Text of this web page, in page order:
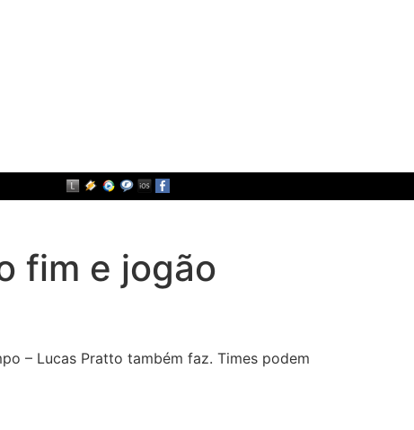
fim e jogão
– Lucas Pratto também faz. Times podem